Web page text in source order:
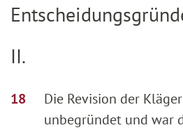
II.
Die Revision der
unbegründet und war